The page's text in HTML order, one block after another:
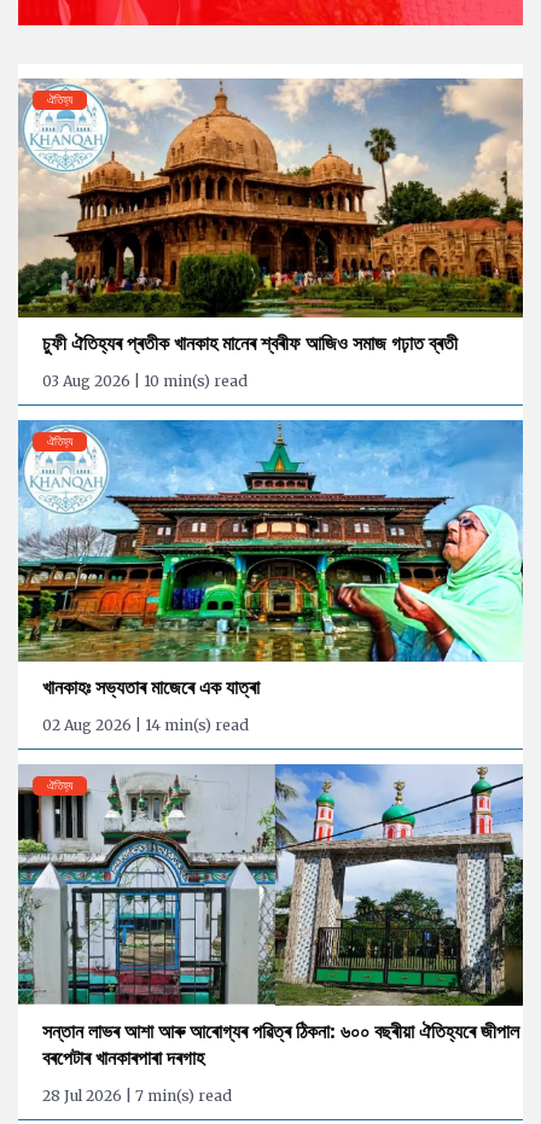
ঐতিহ্য
চুফী ঐতিহ্যৰ প্ৰতীক খানকাহ মানেৰ শ্বৰীফ আজিও সমাজ গঢ়াত ব্ৰতী
03 Aug 2026 | 10 min(s) read
ঐতিহ্য
খানকাহঃ সভ্যতাৰ মাজেৰে এক যাত্ৰা
02 Aug 2026 | 14 min(s) read
ঐতিহ্য
সন্তান লাভৰ আশা আৰু আৰোগ্যৰ পৱিত্ৰ ঠিকনা: ৬০০ বছৰীয়া ঐতিহ্যৰে জীপাল
বৰপেটাৰ খানকাৰপাৰা দৰগাহ
28 Jul 2026 | 7 min(s) read